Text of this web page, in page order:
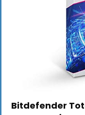
Bitdefender